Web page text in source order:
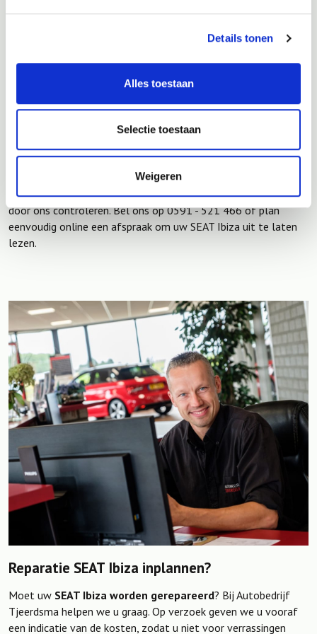
Details tonen
Alles toestaan
Selectie toestaan
Weigeren
Gerichte reparatie: We gaan gericht aan de slag om het
probleem op te lossen, zodat u snel weer veilig de weg op
storingslampje op het dashboard
Ibiza? Neem dan geen risico en laat de storing zo snel mogelijk
door ons controleren. Bel ons op 0591 - 521 466 of plan
eenvoudig online een afspraak om uw SEAT Ibiza uit te laten
lezen.
Reparatie SEAT Ibiza inplannen?
Moet uw SEAT Ibiza worden gerepareerd? Bij Autobedrijf
Tjeerdsma helpen we u graag. Op verzoek geven we u vooraf
een indicatie van de kosten, zodat u niet voor verrassingen